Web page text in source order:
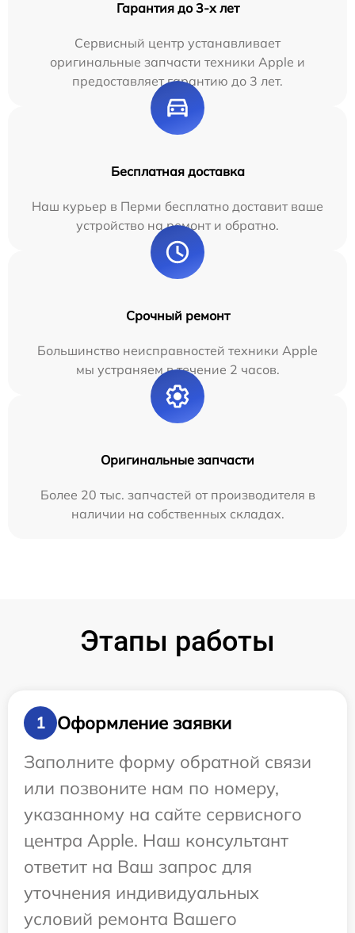
Гарантия до 3-х лет
Сервисный центр устанавливает
оригинальные запчасти техники Apple и
предоставляет гарантию до 3 лет.
Бесплатная доставка
Наш курьер в Перми бесплатно доставит ваше
устройство на ремонт и обратно.
Срочный ремонт
Большинство неисправностей техники Apple
мы устраняем в течение 2 часов.
Оригинальные запчасти
Более 20 тыс. запчастей от производителя в
наличии на собственных складах.
Этапы работы
1
Оформление заявки
Заполните форму обратной связи
или позвоните нам по номеру,
указанному на сайте сервисного
центра Apple. Наш консультант
ответит на Ваш запрос для
уточнения индивидуальных
условий ремонта Вашего